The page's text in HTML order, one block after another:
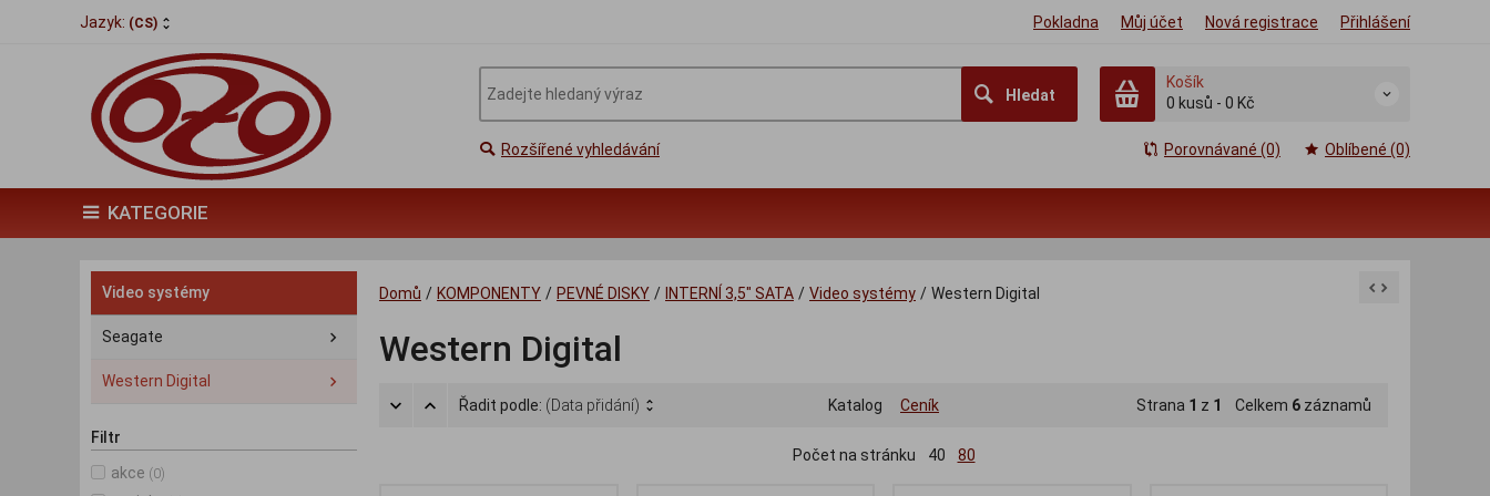
Jazyk: (CS) Pokladna Můj účet Nová registrace Přihlášení
Hledat
Košík
0 kusů - 0 Kč
Rozšířené vyhledávání Porovnávané (0) Oblíbené (0)
KATEGORIE
Video systémy
Seagate
Western Digital
Filtr
akce (0)
Domů / KOMPONENTY / PEVNÉ DISKY / INTERNÍ 3,5" SATA / Video systémy / Western Digital
Western Digital
Řadit podle: (Data přidání) Katalog Ceník Strana 1 z 1 Celkem 6 záznamů
Počet na stránku 40 80